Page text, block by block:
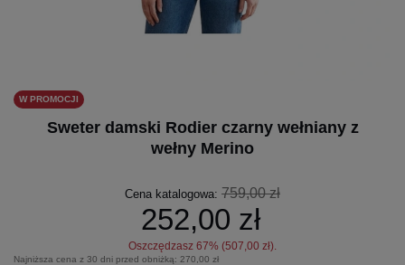
W PROMOCJI
Sweter damski Rodier czarny wełniany z
wełny Merino
Cena katalogowa: 759,00 zł
252,00 zł
Oszczędzasz 67% (507,00 zł).
Najniższa cena z 30 dni przed obniżką: 270,00 zł